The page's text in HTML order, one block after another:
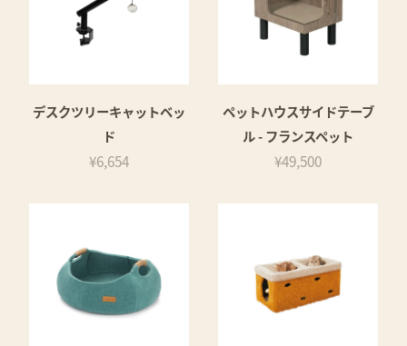
デスクツリーキャットベッ
ド
¥6,654
ペットハウスサイドテーブ
ル - フランスペット
¥49,500